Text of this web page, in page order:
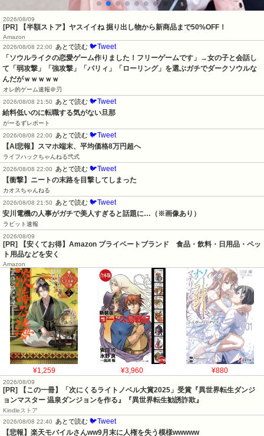
2026/08/09
[PR] 【半額ストア】ヤスイイね 掘り出し物から新商品まで50%OFF！
Amazon
2026/08/08 22:00
あとで読む 🐦Tweet
「ソウルライクの恋愛ゲーム作りました！フリーゲームです」→女の子と会話し
て「弱攻撃」「強攻撃」「パリィ」「ローリング」を選ぶガチでダークソウルな
んだがｗｗｗｗｗ
オレ的ゲーム速報＠刃
2026/08/08 21:50
あとで読む 🐦Tweet
給料低いのに転職する気がない旦那
がーるずレポート
2026/08/08 22:00
あとで読む 🐦Tweet
【AI悲報】スマホ端末、平均価格8万円超へ
ライフハックちゃんねる弐式
2026/08/08 22:00
あとで読む 🐦Tweet
【衝撃】ニートの末路を目撃してしまった
カオスちゃんねる
2026/08/08 21:50
あとで読む 🐦Tweet
安川電機の人事がガチで美人すぎると話題に…（※画像あり）
ラビット速報
2026/08/09
[PR] 【安くてお得】Amazon プライベートブランド 食品・飲料・日用品・ペッ
ト用品などを安く
Amazon
¥1,259 ¥3,960 ¥880
2026/08/09
[PR] 【この一冊】「次にくるライトノベル大賞2025」受賞『異世界転生ダンジ
ョンマスター 温泉ダンジョンを作る』『異世界転生勧誘詐欺』
Kindleストア
2026/08/08 22:40
あとで読む 🐦Tweet
【悲報】楽天モバイルさんww9月末に人権を失う模様wwwww